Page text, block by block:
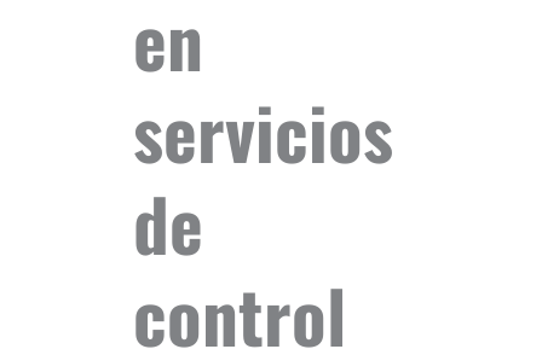
en
servicios
de
control